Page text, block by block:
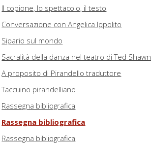
Il copione, lo spettacolo, il testo
Conversazione con Angelica Ippolito
Sipario sul mondo
Sacralità della danza nel teatro di Ted Shawn
A proposito di Pirandello traduttore
Taccuino pirandelliano
Rassegna bibliografica
Rassegna bibliografica
Rassegna bibliografica